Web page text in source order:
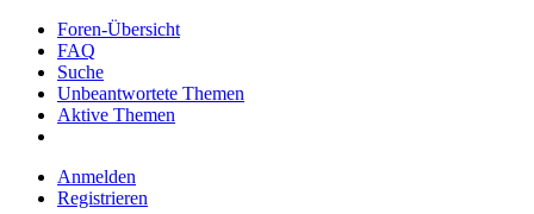
Foren-Übersicht
FAQ
Suche
Unbeantwortete Themen
Aktive Themen
Anmelden
Registrieren